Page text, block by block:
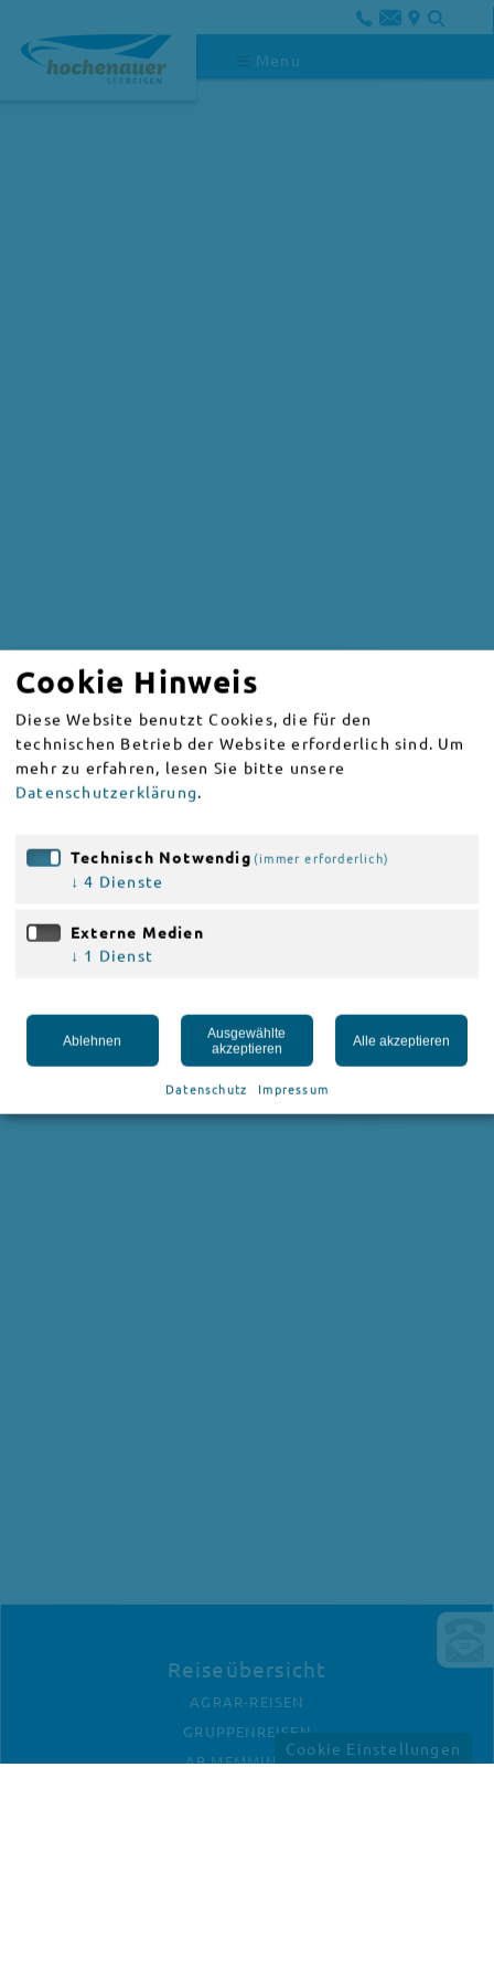
Reiseübersicht
AGRAR-REISEN
GRUPPENREISEN
AB MEMMINGEN
Cookie Hinweis
Diese Website benutzt Cookies, die für den
technischen Betrieb der Website erforderlich sind. Um
mehr zu erfahren, lesen Sie bitte unsere
Datenschutzerklärung.
Technisch Notwendig (immer erforderlich)
↓ 4 Dienste
Externe Medien
↓ 1 Dienst
Ablehnen
Ausgewählte
akzeptieren
Alle akzeptieren
Datenschutz Impressum
Cookie Einstellungen